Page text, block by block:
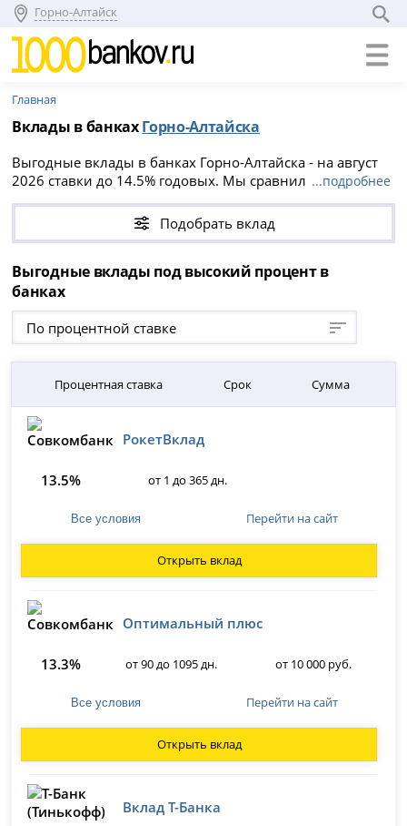
Горно-Алтайск
Главная
Вклады в банкахГорно-Алтайска
Выгодные вклады в банках Горно-Алтайска - на август
2026 ставки до 14.5% годовых. Мы сравнили условия
всех вкладов в Горно-Алтайске, вы можете положить
деньги на срок от 1 до 5760 дней, минимальная сумма
вклада от 1 000 ₽.
...подробнее
Подобрать вклад
Выгодные вклады под высокий процент в
банках
По процентной ставке
Процентная ставка Срок Сумма
РокетВклад
13.5% от 1 до 365 дн.
Все условия Перейти на сайт
Открыть вклад
Оптимальный плюс
13.3% от 90 до 1095 дн. от 10 000 руб.
Все условия Перейти на сайт
Открыть вклад
Вклад Т-Банка